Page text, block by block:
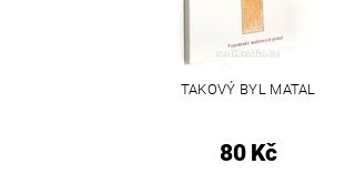
TAKOVÝ BYL MATAL
80 Kč